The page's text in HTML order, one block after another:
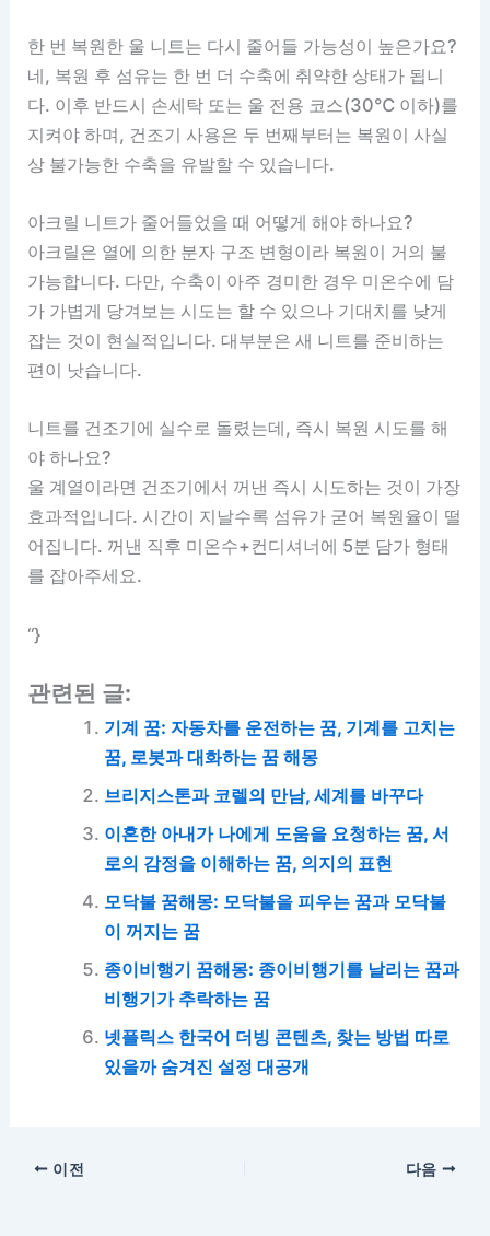
한 번 복원한 울 니트는 다시 줄어들 가능성이 높은가요?
네, 복원 후 섬유는 한 번 더 수축에 취약한 상태가 됩니
다. 이후 반드시 손세탁 또는 울 전용 코스(30℃ 이하)를
지켜야 하며, 건조기 사용은 두 번째부터는 복원이 사실
상 불가능한 수축을 유발할 수 있습니다.
아크릴 니트가 줄어들었을 때 어떻게 해야 하나요?
아크릴은 열에 의한 분자 구조 변형이라 복원이 거의 불
가능합니다. 다만, 수축이 아주 경미한 경우 미온수에 담
가 가볍게 당겨보는 시도는 할 수 있으나 기대치를 낮게
잡는 것이 현실적입니다. 대부분은 새 니트를 준비하는
편이 낫습니다.
니트를 건조기에 실수로 돌렸는데, 즉시 복원 시도를 해
야 하나요?
울 계열이라면 건조기에서 꺼낸 즉시 시도하는 것이 가장
효과적입니다. 시간이 지날수록 섬유가 굳어 복원율이 떨
어집니다. 꺼낸 직후 미온수+컨디셔너에 5분 담가 형태
를 잡아주세요.
“}
관련된 글:
기계 꿈: 자동차를 운전하는 꿈, 기계를 고치는
꿈, 로봇과 대화하는 꿈 해몽
브리지스톤과 코렐의 만남, 세계를 바꾸다
이혼한 아내가 나에게 도움을 요청하는 꿈, 서
로의 감정을 이해하는 꿈, 의지의 표현
모닥불 꿈해몽: 모닥불을 피우는 꿈과 모닥불
이 꺼지는 꿈
종이비행기 꿈해몽: 종이비행기를 날리는 꿈과
비행기가 추락하는 꿈
넷플릭스 한국어 더빙 콘텐츠, 찾는 방법 따로
있을까 숨겨진 설정 대공개
이전 다음